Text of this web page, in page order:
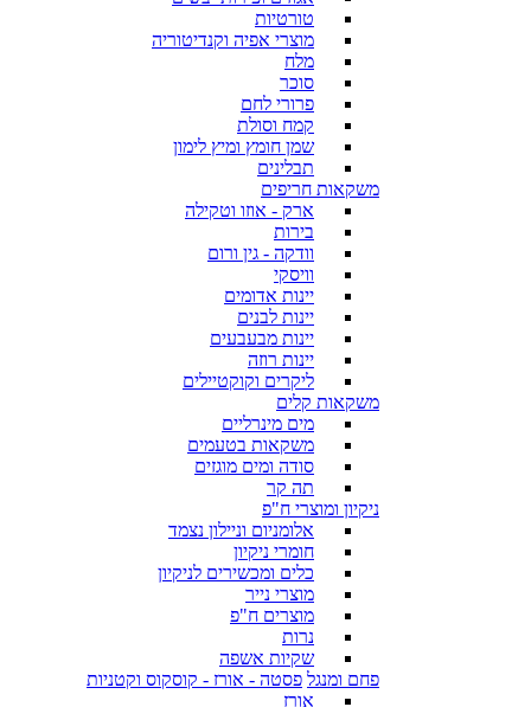
טורטיות
מוצרי אפיה וקנדיטוריה
מלח
סוכר
פרורי לחם
קמח וסולת
שמן חומץ ומיץ לימון
תבלינים
משקאות חריפים
ארק - אוזו וטקילה
בירות
וודקה - גין ורום
וויסקי
יינות אדומים
יינות לבנים
יינות מבעבעים
יינות רוזה
ליקרים וקוקטיילים
משקאות קלים
מים מינרליים
משקאות בטעמים
סודה ומים מוגזים
תה קר
ניקיון ומוצרי ח"פ
אלומניום וניילון נצמד
חומרי ניקיון
כלים ומכשירים לניקיון
מוצרי נייר
מוצרים ח"פ
נרות
שקיות אשפה
פחם ומנגל פסטה - אורז - קוסקוס וקטניות
אורז